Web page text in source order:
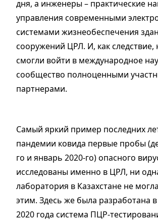
дня, а инженеры – практические
управления современными
системами жизнеобеспечения
сооружений ЦРЛ. И, как
смогли войти в международное
сообщество полноценными
партнерами.
Самый яркий пример последних
пандемии ковида первые пробы
го и январь 2020-го) опасного
исследованы именно в ЦРЛ, ни
лаборатория в Казахстане не
этим. Здесь же была разработана
2020 года система ПЦР-